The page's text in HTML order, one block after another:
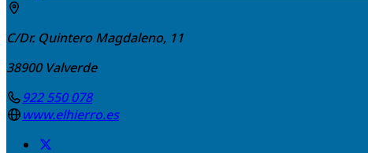
C/Dr. Quintero Magdaleno, 11
38900 Valverde
922 550 078
www.elhierro.es